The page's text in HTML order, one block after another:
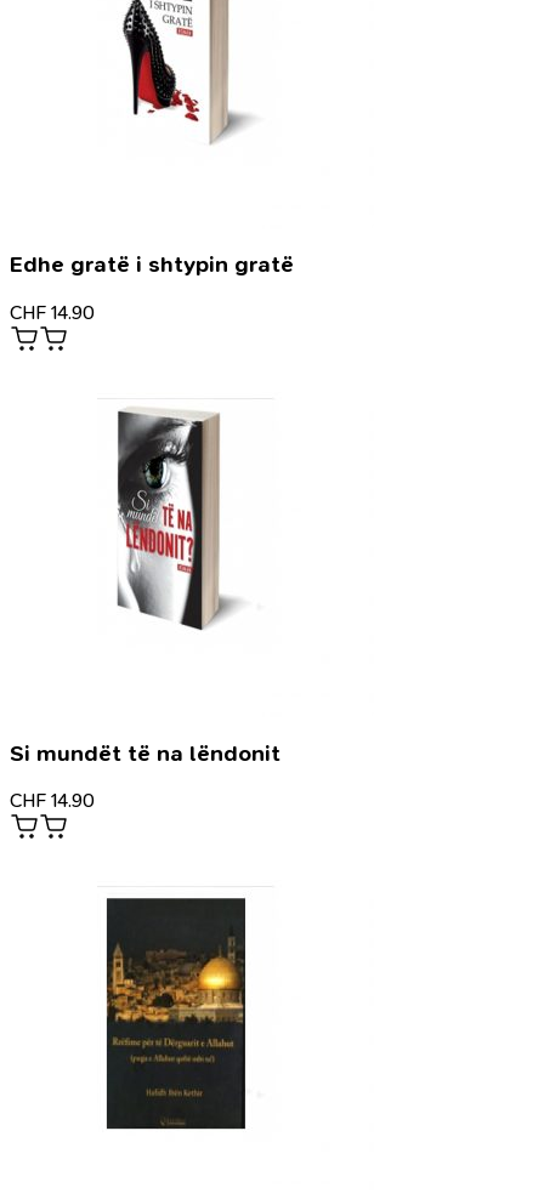
Edhe gratë i shtypin gratë
CHF 14.90
Si mundët të na lëndonit
CHF 14.90